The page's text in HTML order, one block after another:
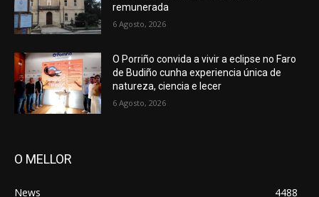
remunerada
6 Agosto, 2026
O Porriño convida a vivir a eclipse no Faro
de Budiño cunha experiencia única de
natureza, ciencia e lecer
6 Agosto, 2026
O MELLOR
News
4488